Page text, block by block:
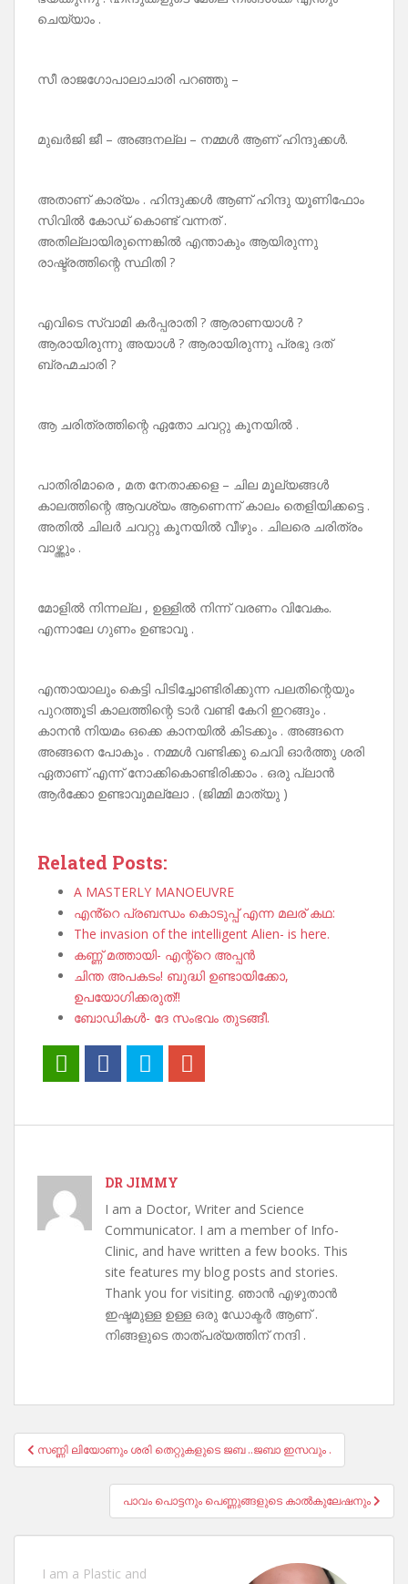
ചെയ്യാം .
സീ രാജഗോപാലാചാരി പറഞ്ഞു –
മുഖർജി ജീ – അങ്ങനല്ല – നമ്മൾ ആണ് ഹിന്ദുക്കൾ.
അതാണ് കാര്യം . ഹിന്ദുക്കൾ ആണ് ഹിന്ദു യൂണിഫോം
സിവിൽ കോഡ് കൊണ്ട് വന്നത് .
അതില്ലായിരുന്നെങ്കിൽ എന്താകും ആയിരുന്നു
രാഷ്ട്രത്തിന്റെ സ്ഥിതി ?
എവിടെ സ്വാമി കർപ്പരാതി ? ആരാണയാൾ ?
ആരായിരുന്നു അയാൾ ? ആരായിരുന്നു പ്രഭു ദത്
ബ്രഹ്മചാരി ?
ആ ചരിത്രത്തിന്റെ ഏതോ ചവറ്റു കൂനയിൽ .
പാതിരിമാരെ , മത നേതാക്കളെ – ചില മൂല്യങ്ങൾ
കാലത്തിന്റെ ആവശ്യം ആണെന്ന് കാലം തെളിയിക്കട്ടെ .
അതിൽ ചിലർ ചവറ്റു കൂനയിൽ വീഴും . ചിലരെ ചരിത്രം
വാഴ്ത്തും .
മോളിൽ നിന്നല്ല , ഉള്ളിൽ നിന്ന് വരണം വിവേകം.
എന്നാലേ ഗുണം ഉണ്ടാവൂ .
എന്തായാലും കെട്ടി പിടിച്ചോണ്ടിരിക്കുന്ന പലതിന്റെയും
പുറത്തൂടി കാലത്തിന്റെ ടാർ വണ്ടി കേറി ഇറങ്ങും .
കാനൻ നിയമം ഒക്കെ കാനയിൽ കിടക്കും . അങ്ങനെ
അങ്ങനെ പോകും . നമ്മൾ വണ്ടിക്കു ചെവി ഓർത്തു ശരി
ഏതാണ് എന്ന് നോക്കികൊണ്ടിരിക്കാം . ഒരു പ്ലാൻ
ആർക്കോ ഉണ്ടാവുമല്ലോ . (ജിമ്മി മാത്യു )
Related Posts:
A MASTERLY MANOEUVRE
എൻ്റെ പ്രബന്ധം കൊടുപ്പ് എന്ന മലര് കഥ:
The invasion of the intelligent Alien- is here.
കണ്ണ് മത്തായി- എന്റ്റെ അപ്പൻ
ചിന്ത അപകടം! ബുദ്ധി ഉണ്ടായിക്കോ,
ഉപയോഗിക്കരുത്!!
ബോഡികൾ- ദേ സംഭവം തുടങ്ങീ.
DR JIMMY
I am a Doctor, Writer and Science
Communicator. I am a member of Info-
Clinic, and have written a few books. This
site features my blog posts and stories.
Thank you for visiting. ഞാൻ എഴുതാൻ
ഇഷ്ടമുള്ള ഉള്ള ഒരു ഡോക്ടർ ആണ് .
നിങ്ങളുടെ താത്പര്യത്തിന് നന്ദി .
Post
navigation
സണ്ണി ലിയോണും ശരി തെറ്റുകളുടെ ജബ ..ജബാ ഇസവും .
പാവം പൊട്ടനും പെണ്ണുങ്ങളുടെ കാൽകുലേഷനും
I am a Plastic and